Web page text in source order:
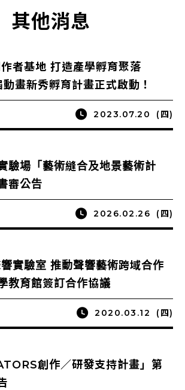
其他消息
者基地 打造產學孵育聚落
畫新秀孵育計畫正式啟動！
2023.07.20 (四)
驗場「藝術縫合及地景藝術計
審公告
2026.02.26 (四)
實驗室 推動聲響藝術跨域合作
教育館簽訂合作協議
2020.03.12 (四)
創作／研發支持計畫」第